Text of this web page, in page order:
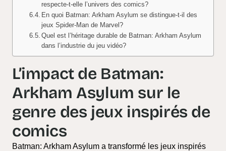
respecte-t-elle l’univers des comics?
En quoi Batman: Arkham Asylum se distingue-t-il des
jeux Spider-Man de Marvel?
Quel est l’héritage durable de Batman: Arkham Asylum
dans l’industrie du jeu vidéo?
L’impact de Batman:
Arkham Asylum sur le
genre des jeux inspirés de
comics
Batman: Arkham Asylum a transformé les jeux inspirés